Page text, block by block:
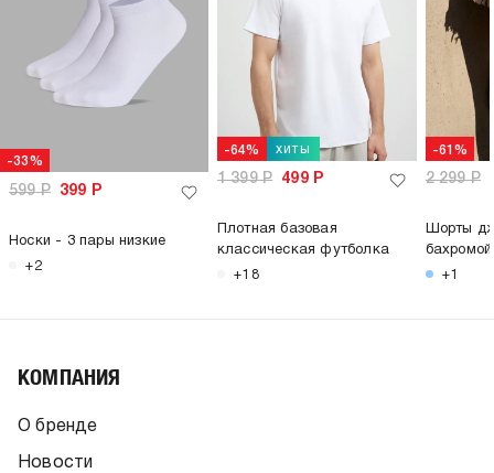
-33%
599Р 399 Р
Носки - 3 пары низкие
+2
-64% хиты
1 399Р 499Р
Плотная базовая
классическая футболка
+18
-61%
2 299Р
Шорты
бахромой
+1
КОМПАНИЯ
О бренде
Новости